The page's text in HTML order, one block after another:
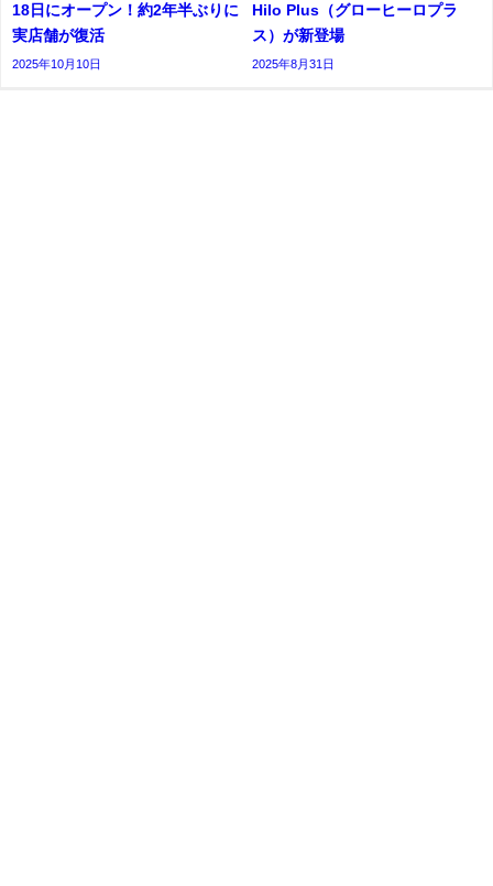
18日にオープン！約2年半ぶりに
実店舗が復活
2025年10月10日
Hilo Plus（グローヒーロプラ
ス）が新登場
2025年8月31日